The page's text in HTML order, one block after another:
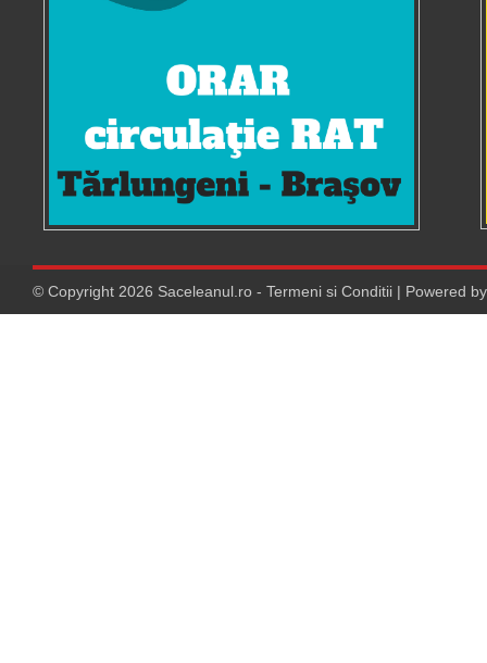
© Copyright 2026 Saceleanul.ro - Termeni si Conditii | Powered